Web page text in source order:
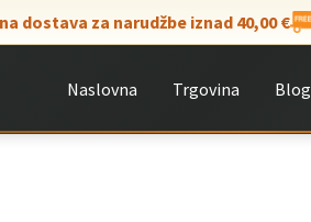
dostava za narudžbe iznad 40,00 €
Naslovna Trgovina Blog